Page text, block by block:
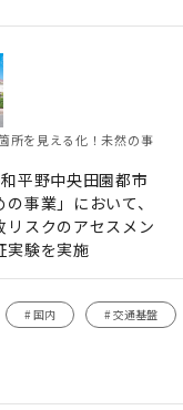
所を見える化！未然の事
平野中央田園都市
事業」において、
リスクのアセスメン
実験を実施
# 国内 # 交通基盤